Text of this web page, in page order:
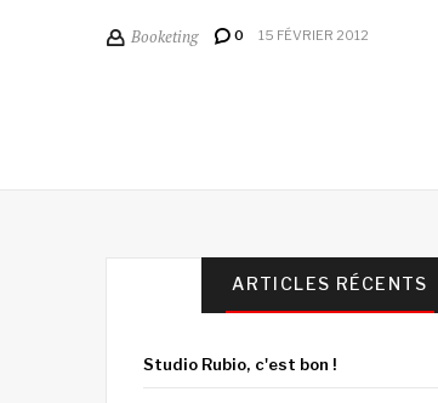
Booketing 0 15 FÉVRIER 2012
ARTICLES RÉCENTS
Studio Rubio, c'est bon !